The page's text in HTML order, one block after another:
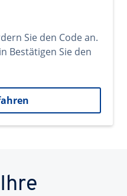
Sie den Code an.
Bestätigen Sie den